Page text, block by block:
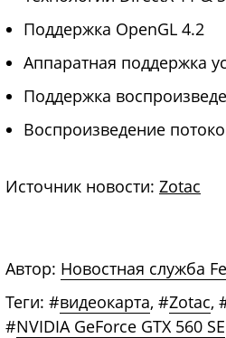
Поддержка OpenGL 4.2
Аппаратная поддержка
Поддержка
Воспроизведение
Источник новости: Zotac
Автор: Новостная служба
Теги: #видеокарта, #Zotac,
#NVIDIA GeForce GTX 560 SE